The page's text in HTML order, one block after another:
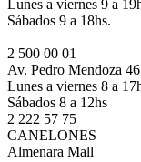
Lunes a viernes 9 a
Sábados 9 a 18hs.
2 500 00 01
Av. Pedro Mendoza
Lunes a viernes 8 a
Sábados 8 a 12hs
2 222 57 75
CANELONES
Almenara Mall